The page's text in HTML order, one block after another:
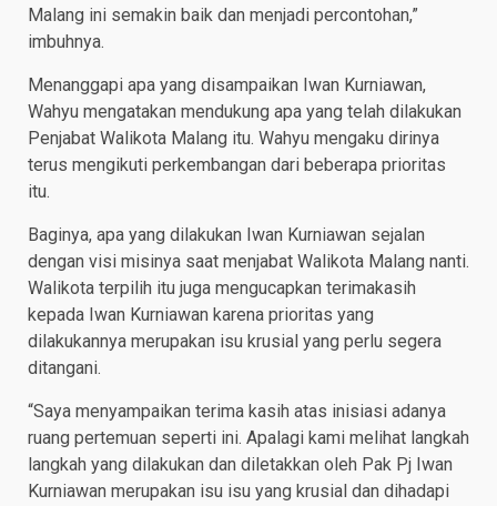
Malang ini semakin baik dan menjadi percontohan,”
imbuhnya.
Menanggapi apa yang disampaikan Iwan Kurniawan,
Wahyu mengatakan mendukung apa yang telah dilakukan
Penjabat Walikota Malang itu. Wahyu mengaku dirinya
terus mengikuti perkembangan dari beberapa prioritas
itu.
Baginya, apa yang dilakukan Iwan Kurniawan sejalan
dengan visi misinya saat menjabat Walikota Malang nanti.
Walikota terpilih itu juga mengucapkan terimakasih
kepada Iwan Kurniawan karena prioritas yang
dilakukannya merupakan isu krusial yang perlu segera
ditangani.
“Saya menyampaikan terima kasih atas inisiasi adanya
ruang pertemuan seperti ini. Apalagi kami melihat langkah
langkah yang dilakukan dan diletakkan oleh Pak Pj Iwan
Kurniawan merupakan isu isu yang krusial dan dihadapi